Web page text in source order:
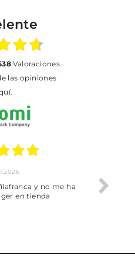
Valoraciones
y no me ha
en tienda